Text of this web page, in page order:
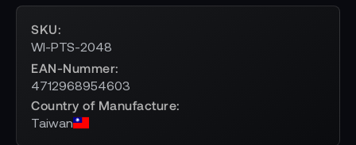
SKU
WI-PTS-2048
EAN-Nummer
4712968954603
Country of Manufacture
Taiwan